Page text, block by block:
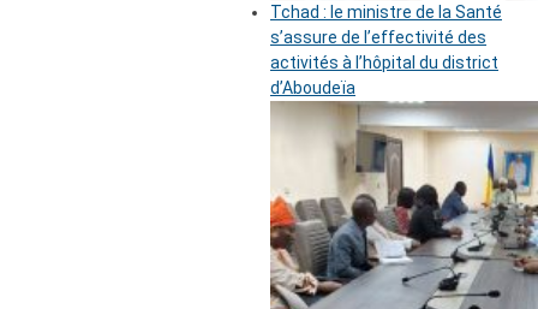
Tchad : le ministre de la Santé
s’assure de l’effectivité des
activités à l’hôpital du district
d’Aboudeïa